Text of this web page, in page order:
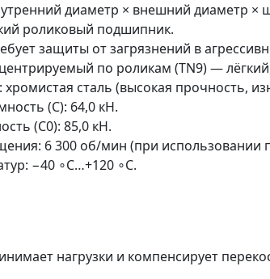
диаметр × внешний диаметр ×
роликовый подшипник.
защиты от загрязнений в
по роликам (TN9) —
сталь (высокая прочность,
(C): 64,0 кН.
(C0​): 85,0 кН.
6 300 об/мин (при использовании
−40 ∘C…+120 ∘C.
нагрузки и компенсирует